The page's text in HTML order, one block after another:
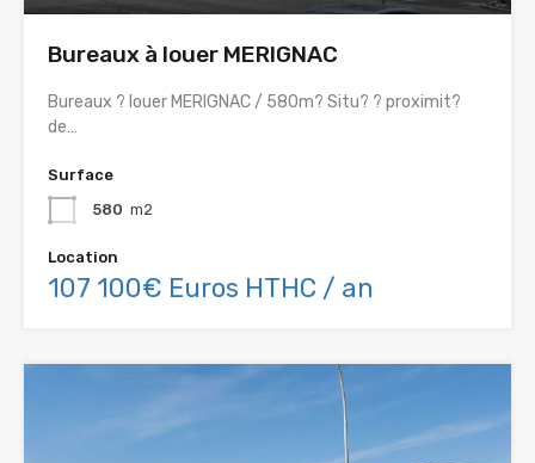
Bureaux à louer MERIGNAC
Bureaux ? louer MERIGNAC / 580m? Situ? ? proximit?
de…
Surface
580 m2
Location
107 100€ Euros HTHC / an